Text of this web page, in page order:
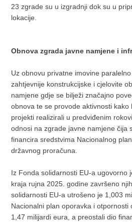
23 zgrade su u izgradnji dok su u
lokacije.
Obnova zgrada javne namjene i
Uz obnovu privatne imovine
zahtjevnije konstrukcijske i cjelovite
namjene gdje se bilježi značajno
obnova te se provode aktivnosti
projekti realizirali u predviđenim
odnosi na zgrade javne namjene čija
financira sredstvima Nacionalnog
državnog proračuna.
Iz Fonda solidarnosti EU-a ugovorno
kraja rujna 2025. godine završeno
solidarnosti EU-a utrošeno je 1,003
Nacionalni plan oporavka i otpornosti
1,47 milijardi eura, a preostali dio